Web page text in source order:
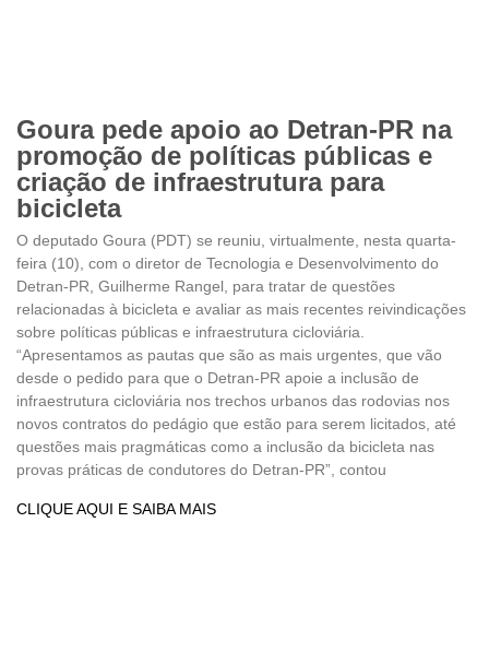
Goura pede apoio ao Detran-PR na
promoção de políticas públicas e
criação de infraestrutura para
bicicleta
O deputado Goura (PDT) se reuniu, virtualmente, nesta quarta-
feira (10), com o diretor de Tecnologia e Desenvolvimento do
Detran-PR, Guilherme Rangel, para tratar de questões
relacionadas à bicicleta e avaliar as mais recentes reivindicações
sobre políticas públicas e infraestrutura cicloviária.
“Apresentamos as pautas que são as mais urgentes, que vão
desde o pedido para que o Detran-PR apoie a inclusão de
infraestrutura cicloviária nos trechos urbanos das rodovias nos
novos contratos do pedágio que estão para serem licitados, até
questões mais pragmáticas como a inclusão da bicicleta nas
provas práticas de condutores do Detran-PR”, contou
CLIQUE AQUI E SAIBA MAIS